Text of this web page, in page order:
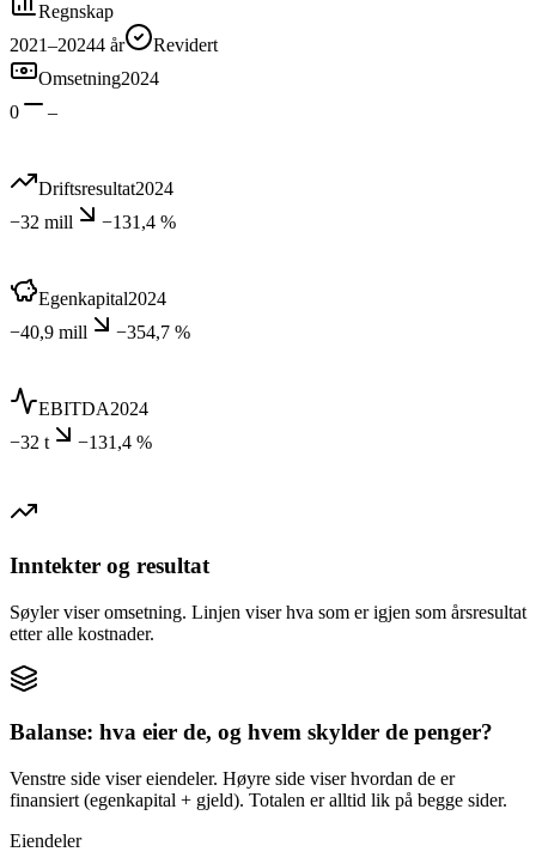
Regnskap
2021–20244 år
Revidert
Omsetning2024
0
–
Driftsresultat2024
−32 mill
−131,4 %
Egenkapital2024
−40,9 mill
−354,7 %
EBITDA2024
−32 t
−131,4 %
Inntekter og resultat
Søyler viser omsetning. Linjen viser hva som er igjen som årsresultat
etter alle kostnader.
Balanse: hva eier de, og hvem skylder de penger?
Venstre side viser eiendeler. Høyre side viser hvordan de er
finansiert (egenkapital + gjeld). Totalen er alltid lik på begge sider.
Eiendeler